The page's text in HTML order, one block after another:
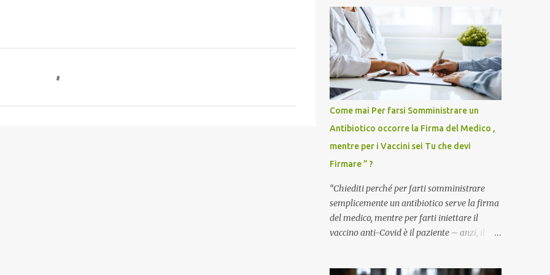
Come mai Per farsi Somministrare un
Antibiotico occorre la Firma del Medico ,
mentre per i Vaccini sei Tu che devi
Firmare ” ?
“Chiediti perché per farti somministrare
semplicemente un antibiotico serve la firma
del medico, mentre per farti iniettare il
vaccino anti-Covid è il paziente – anzi, il